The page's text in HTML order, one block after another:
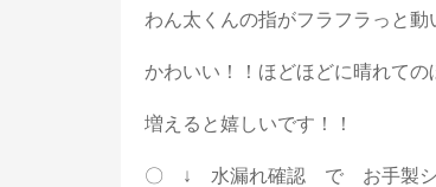
わん太くんの指がフラフラっと動
かわいい！！ほどほどに晴れての
増えると嬉しいです！！
〇 ↓ 水漏れ確認 で お手製シ